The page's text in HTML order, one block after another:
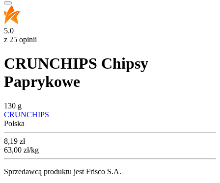
5.0
z 25 opinii
CRUNCHIPS Chipsy
Paprykowe
130 g
CRUNCHIPS
Polska
Cena
8,19 zł
63,00 zł/kg
Sprzedawcą produktu jest Frisco S.A.